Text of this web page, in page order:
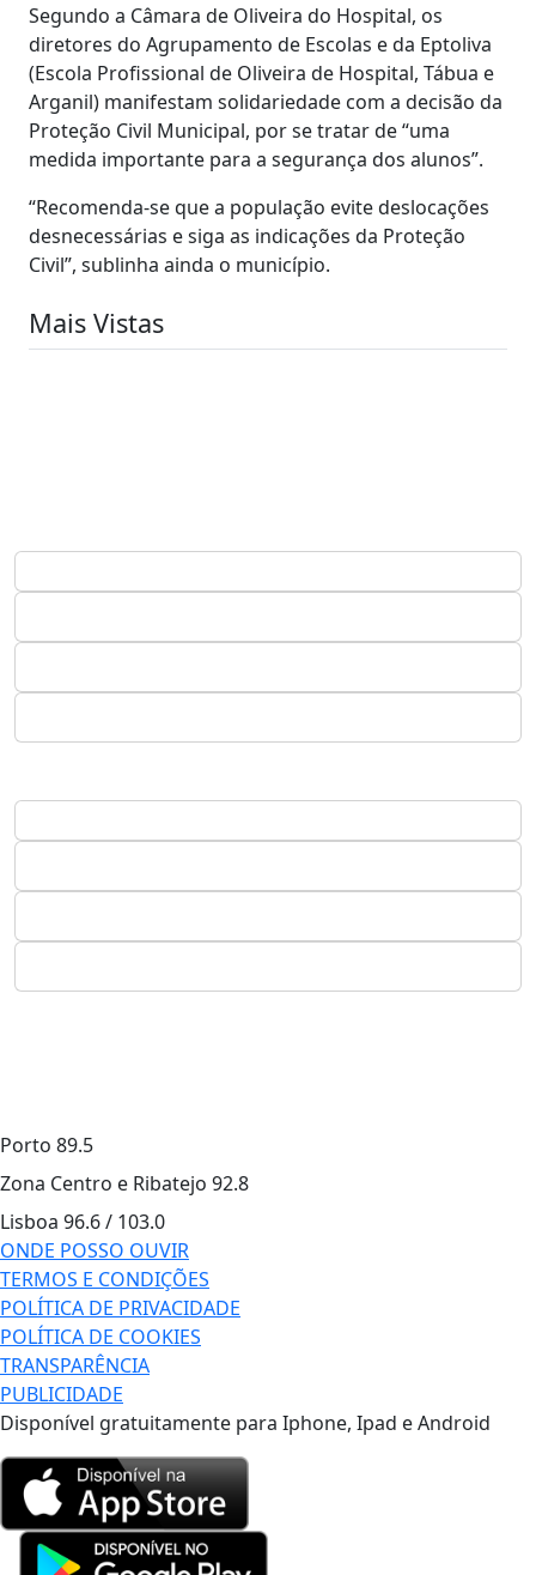
Segundo a Câmara de Oliveira do Hospital, os
diretores do Agrupamento de Escolas e da Eptoliva
(Escola Profissional de Oliveira de Hospital, Tábua e
Arganil) manifestam solidariedade com a decisão da
Proteção Civil Municipal, por se tratar de “uma
medida importante para a segurança dos alunos”.
“Recomenda-se que a população evite deslocações
desnecessárias e siga as indicações da Proteção
Civil”, sublinha ainda o município.
Mais Vistas
Porto 89.5
Zona Centro e Ribatejo 92.8
Lisboa 96.6 / 103.0
ONDE POSSO OUVIR
TERMOS E CONDIÇÕES
POLÍTICA DE PRIVACIDADE
POLÍTICA DE COOKIES
TRANSPARÊNCIA
PUBLICIDADE
Disponível gratuitamente para Iphone, Ipad e Android